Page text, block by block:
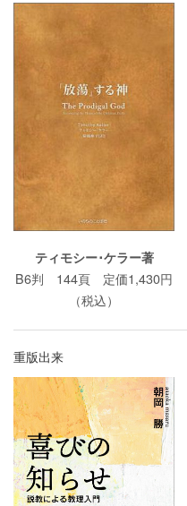
ティモシー･ケラー著
B6判 144頁 定価1,430円
（税込）
重版出来